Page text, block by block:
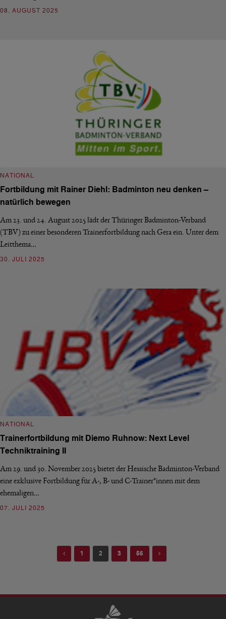
08. AUGUST 2025
NATIONAL
Fortbildung mit Rainer Diehl: Badminton neu denken –
natürlich bewegen
Am 23. und 24. August 2025 lädt der Thüringer Badminton-Verband
(TBV) zu einer besonderen Trainerfortbildung nach Gera ein. Unter dem
Leitthema…
30. JULI 2025
NATIONAL
Trainerfortbildung mit Diemo Ruhnow: Next Level
Techniktraining II
Am 29. und 30. November 2025 bietet der Hessische Badminton-Verband
eine exklusive Fortbildung für A-, B- und C-Trainer*innen mit dem
ehemaligen…
07. JULI 2025
Previous
1 2 3 56 Next